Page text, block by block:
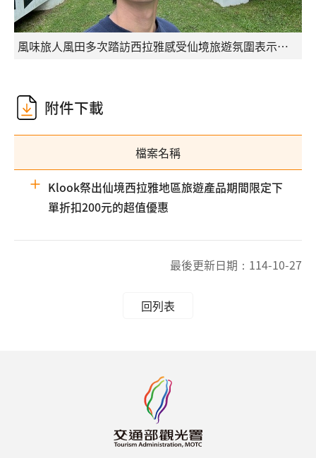
風味旅人風田多次踏訪西拉雅感受仙境旅遊氛圍表示印象深刻
附件下載
檔案名稱
Klook祭出仙境西拉雅地區旅遊產品期間限定下
單折扣200元的超值優惠
最後更新日期： 114-10-27
回列表